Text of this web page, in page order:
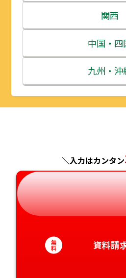
岩手県
宮城県
秋田県
山形県
栃木県
群馬県
埼玉県
千葉県
新潟県
富山県
石川県
福井県
静岡県
関西
三重県
滋賀県
京都府
和歌山
中国・四
鳥取県
島根県
山口県
徳島県
九州・沖
福岡県
熊本県
大分県
＼入力はカンタン
無
料 資料請